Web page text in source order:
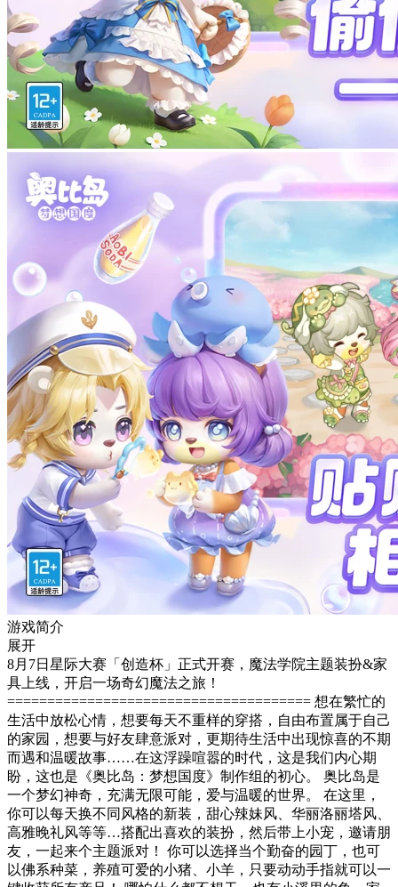
游戏简介
展开
8月7日星际大赛「创造杯」正式开赛，魔法学院主题装扮&家
具上线，开启一场奇幻魔法之旅！
====================================== 想在繁忙的
生活中放松心情，想要每天不重样的穿搭，自由布置属于自己
的家园，想要与好友肆意派对，更期待生活中出现惊喜的不期
而遇和温暖故事……在这浮躁喧嚣的时代，这是我们内心期
盼，这也是《奥比岛：梦想国度》制作组的初心。 奥比岛是
一个梦幻神奇，充满无限可能，爱与温暖的世界。 在这里，
你可以每天换不同风格的新装，甜心辣妹风、华丽洛丽塔风、
高雅晚礼风等等…搭配出喜欢的装扮，然后带上小宠，邀请朋
友，一起来个主题派对！ 你可以选择当个勤奋的园丁，也可
以佛系种菜，养殖可爱的小猪、小羊，只要动动手指就可以一